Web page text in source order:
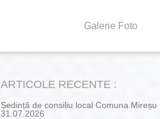
Galerie Foto
ARTICOLE RECENTE :
Ședință de consiliu local Comuna Mireșu
31.07.2026